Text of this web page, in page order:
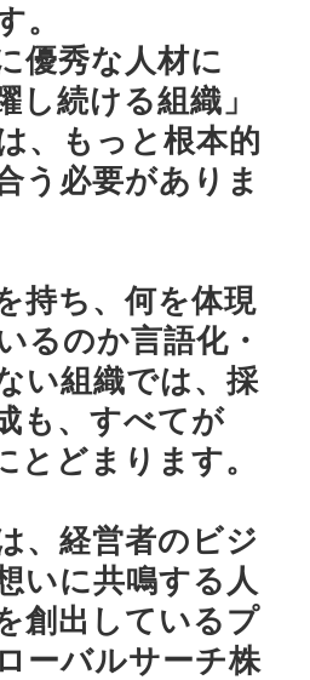
。
優秀な人材に
し続ける組織」
、もっと根本的
う必要がありま
持ち、何を体現
るのか言語化・
い組織では、採
も、すべてが
とどまります。
、経営者のビジ
いに共鳴する人
創出しているプ
ーバルサーチ株